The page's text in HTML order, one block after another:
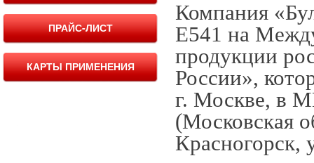
ПРАЙС-ЛИСТ
КАРТЫ ПРИМЕНЕНИЯ
Компания
E541 на
продукции
России»,
г. Москве, в
(Московская
Красногорск,